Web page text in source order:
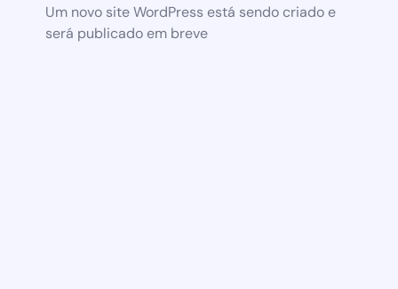
Um novo site WordPress está sendo criado e
será publicado em breve